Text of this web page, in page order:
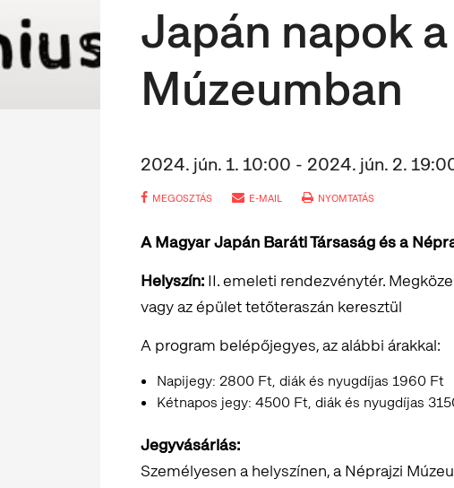
Japán napok
Múzeumban
2024. jún. 1. 10:00 - 2024. jún. 2.
MEGOSZTÁS E-MAIL NYOMTATÁS
A Magyar Japán Baráti Társaság és a
Helyszín: II. emeleti rendezvénytér.
vagy az épület tetőteraszán keresztül
A program belépőjegyes, az alábbi árakkal:
Napijegy: 2800 Ft, diák és nyugdíjas 1960 Ft
Kétnapos jegy: 4500 Ft, diák és nyugdíjas
Jegyvásárlás:
Személyesen a helyszínen, a Néprajzi